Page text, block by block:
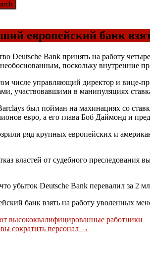
европейский банк
Deutsche Bank принять на работу
поскольку внутренние
числе управляющий директор и вице-
участвовавшими в манипуляциях
был пойман на махинациях со
евро, а его глава Боб Даймонд и
ряд крупных европейских и
властей от судебного преследования
убыток Deutsche Bank перевалил за 2
банк взять на работу уволенных
высококвалифицированные работники
сократить персонал →